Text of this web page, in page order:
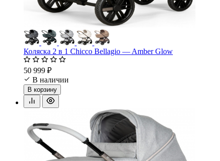
Коляска 2 в 1 Chicco Bellagio — Amber Glow
50 999 ₽
В наличии
В корзину